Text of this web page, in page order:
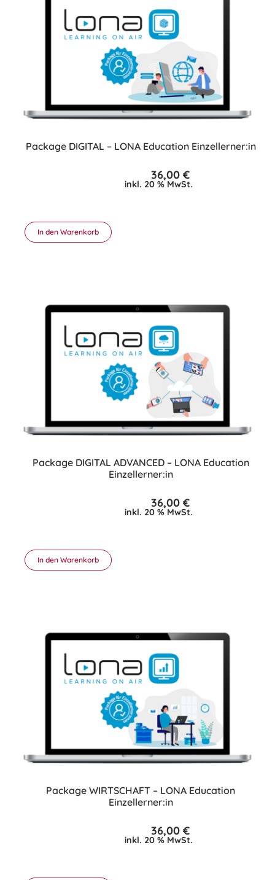
Package DIGITAL – LONA Education Einzellerner:in
36,00 €
inkl. 20 % MwSt.
In den Warenkorb
Package DIGITAL ADVANCED – LONA Education
Einzellerner:in
36,00 €
inkl. 20 % MwSt.
In den Warenkorb
Package WIRTSCHAFT – LONA Education
Einzellerner:in
36,00 €
inkl. 20 % MwSt.